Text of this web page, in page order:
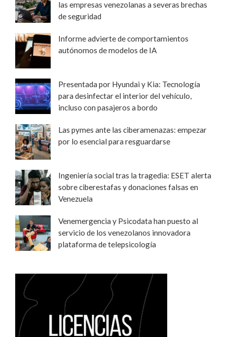
las empresas venezolanas a severas brechas
de seguridad
Informe advierte de comportamientos
autónomos de modelos de IA
Presentada por Hyundai y Kia: Tecnología
para desinfectar el interior del vehículo,
incluso con pasajeros a bordo
Las pymes ante las ciberamenazas: empezar
por lo esencial para resguardarse
Ingeniería social tras la tragedia: ESET alerta
sobre ciberestafas y donaciones falsas en
Venezuela
Venemergencia y Psicodata han puesto al
servicio de los venezolanos innovadora
plataforma de telepsicología